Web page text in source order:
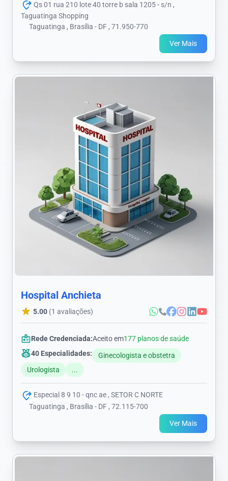
Qs 01 rua 210 lote 40 torre b sala 1205 - s/n ,
Taguatinga Shopping
Taguatinga , Brasília - DF , 71.950-770
Ver Mais
Hospital Anchieta
5.00 (1 avaliações)
Rede Credenciada:Aceito em177 planos de saúde
40 Especialidades:
Ginecologista e obstetra
Urologista
...
Especial 8 9 10 - qnc ae , SETOR C NORTE
Taguatinga , Brasília - DF , 72.115-700
Ver Mais